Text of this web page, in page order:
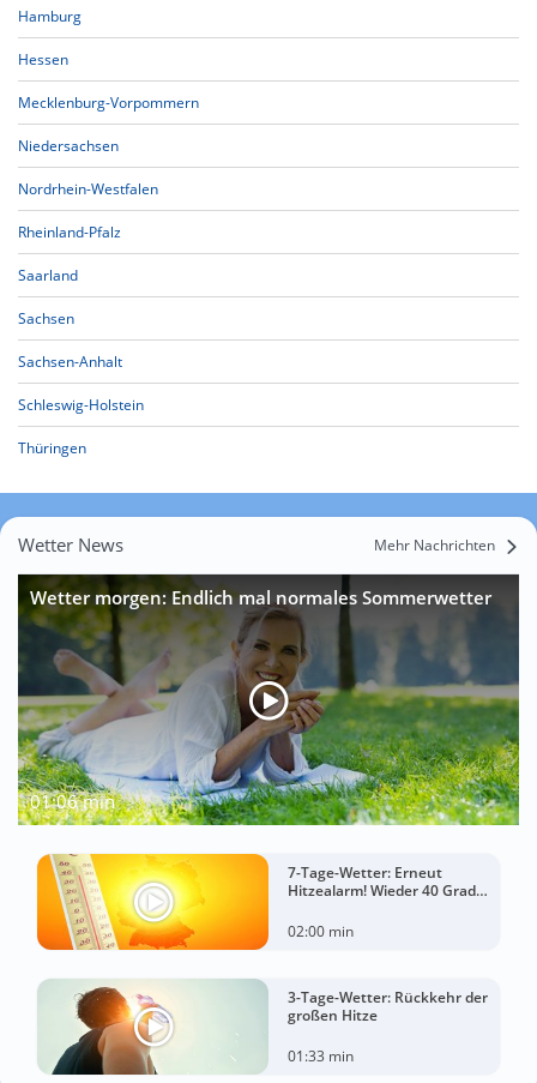
Hamburg
Hessen
Mecklenburg-Vorpommern
Niedersachsen
Nordrhein-Westfalen
Rheinland-Pfalz
Saarland
Sachsen
Sachsen-Anhalt
Schleswig-Holstein
Thüringen
Wetter News Mehr Nachrichten
Wetter morgen: Endlich mal normales Sommerwetter
01:06 min
7-Tage-Wetter: Erneut
Hitzealarm! Wieder 40 Grad
02:00 min
3-Tage-Wetter: Rückkehr der
großen Hitze
01:33 min